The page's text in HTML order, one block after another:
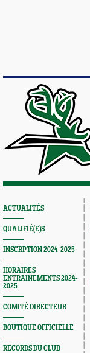
ACTUALITÉS
QUALIFIÉ(E)S
INSCRPTION 2024-2025
HORAIRES
ENTRAINEMENTS 2024-
2025
COMITÉ DIRECTEUR
BOUTIQUE OFFICIELLE
RECORDS DU CLUB